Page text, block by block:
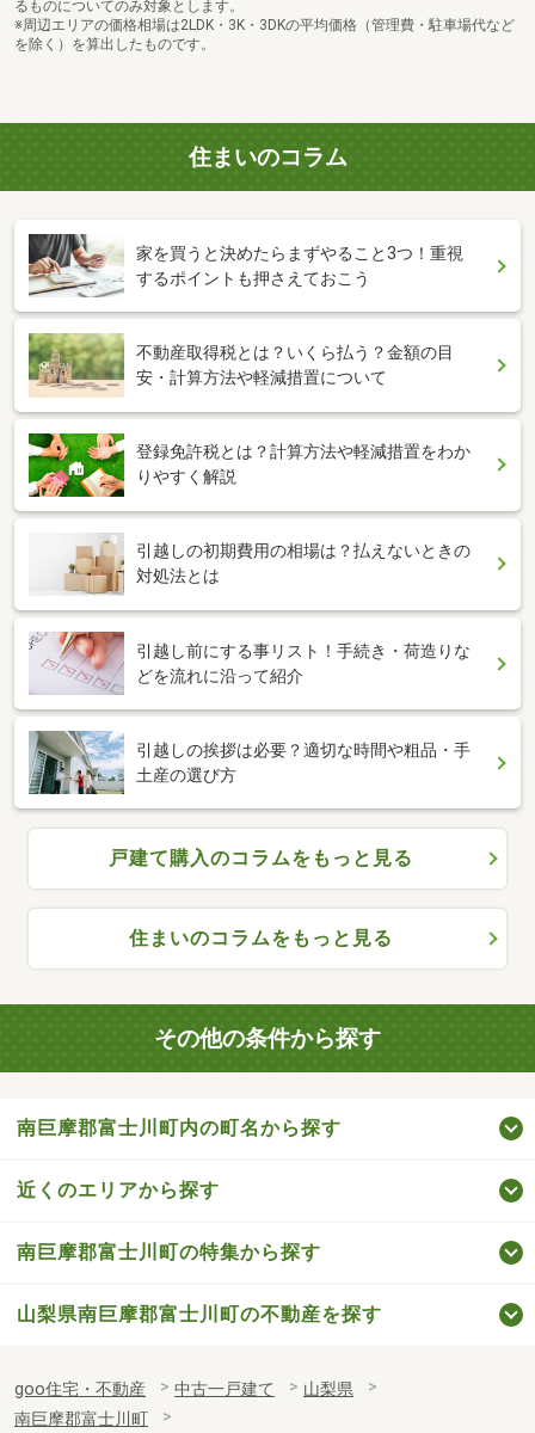
るものについてのみ対象とします。
※周辺エリアの価格相場は2LDK・3K・3DKの平均価格（管理費・駐車場代など
を除く）を算出したものです。
住まいのコラム
家を買うと決めたらまずやること3つ！重視
するポイントも押さえておこう
不動産取得税とは？いくら払う？金額の目
安・計算方法や軽減措置について
登録免許税とは？計算方法や軽減措置をわか
りやすく解説
引越しの初期費用の相場は？払えないときの
対処法とは
引越し前にする事リスト！手続き・荷造りな
どを流れに沿って紹介
引越しの挨拶は必要？適切な時間や粗品・手
土産の選び方
戸建て購入のコラムをもっと見る
住まいのコラムをもっと見る
その他の条件から探す
南巨摩郡富士川町内の町名から探す
近くのエリアから探す
南巨摩郡富士川町の特集から探す
山梨県南巨摩郡富士川町の不動産を探す
goo住宅・不動産 中古一戸建て
山梨県
南巨摩郡富士川町